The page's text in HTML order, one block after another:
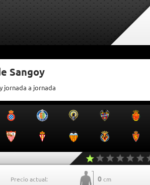
Sangoy
jornada a jornada
Precio actual: 0 cm